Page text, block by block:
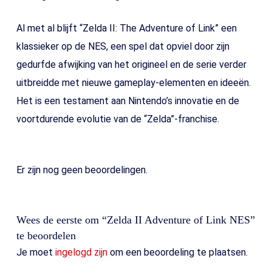
Al met al blijft “Zelda II: The Adventure of Link” een
klassieker op de NES, een spel dat opviel door zijn
gedurfde afwijking van het origineel en de serie verder
uitbreidde met nieuwe gameplay-elementen en ideeën.
Het is een testament aan Nintendo’s innovatie en de
voortdurende evolutie van de “Zelda”-franchise.
Er zijn nog geen beoordelingen.
Wees de eerste om “Zelda II Adventure of Link NES”
te beoordelen
Je moet ingelogd zijnom een beoordeling te plaatsen.